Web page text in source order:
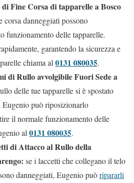
Fine Corsa di tapparelle a Bosco
corsa danneggiati possono
funzionamento delle tapparelle.
garantendo la sicurezza e
chiama al0131 080035.
di Rullo avvolgibile Fuori Sede a
delle tue tapparelle si è spostato
Eugenio può riposizionarlo
il normale funzionamento delle
al0131 080035.
di Attacco al Rullo della
se i laccetti che collegano il telo
danneggiati, Eugenio puòripararli